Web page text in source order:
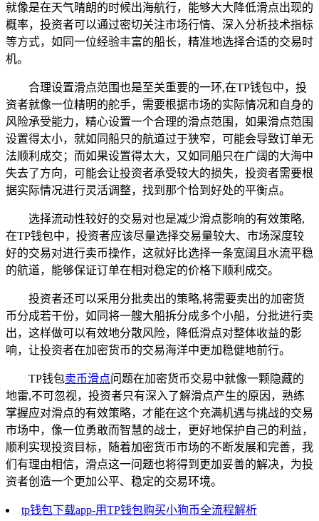
就像是在天气晴朗的时候出海航行，能够大大降低滑点出现的
概率，投资者可以通过密切关注市场行情、深入分析技术指标
等方式，如同一位经验丰富的船长，精准地选择合适的交易时
机。
合理设置滑点范围也是至关重要的一环,在TP钱包中，投
资者就像一位精明的舵手，需要根据市场的实际情况和自身的
风险承受能力，精心设置一个合理的滑点范围，如果滑点范围
设置得太小，就如同船只的航道过于狭窄，可能会导致订单无
法顺利成交；而如果设置得太大，又如同船只在广阔的大海中
失去了方向，可能会让投资者承受较大的损失，投资者需要根
据实际情况进行灵活调整，找到那个恰到好处的平衡点。
选择流动性较好的交易对也是减少滑点影响的有效策略,
在TP钱包中，投资者应该尽量选择交易量较大、市场深度较
好的交易对进行卖币操作，这就好比选择一条宽阔且水流平稳
的航道，能够保证订单在相对稳定的价格下顺利成交。
投资者还可以采用分批卖出的策略,将需要卖出的加密货
币分成若干份，如同将一艘大船拆分成多个小船，分批进行卖
出，这样做可以有效地分散风险，降低滑点对整体收益的影
响，让投资者在加密货币的交易海洋中更加稳健地前行。
TP钱包卖币滑点问题在加密货币交易中就像一颗隐藏的
地雷,不可忽视，投资者只有深入了解滑点产生的原因，熟练
掌握应对滑点的有效策略，才能在这个充满机遇与挑战的交易
市场中，像一位勇敢而智慧的战士，更好地保护自己的利益，
顺利实现投资目标，随着加密货币市场的不断发展和完善，我
们有理由相信，滑点这一问题也将得到更加妥善的解决，为投
资者创造一个更加公平、稳定的交易环境。
tp钱包下载app-用TP钱包购买小狗币全流程解析